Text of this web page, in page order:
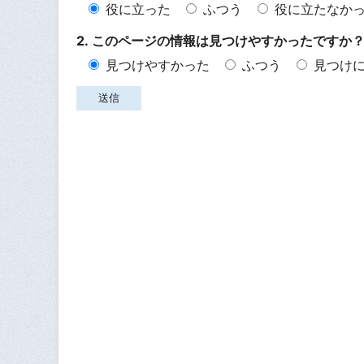
役に立った
ふつう
役に立たなか
2. このページの情報は見つけやすかったですか？
見つけやすかった
ふつう 見つけ